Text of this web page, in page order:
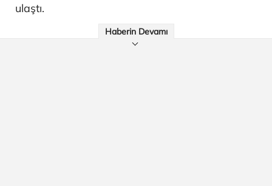
ulaştı.
Haberin Devamı